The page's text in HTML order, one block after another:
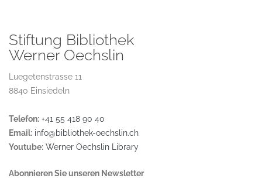
Stiftung Bibliothek
Werner Oechslin
Luegetenstrasse 11
8840 Einsiedeln
Telefon: +41 55 418 90 40
Email: info@bibliothek-oechslin.ch
Youtube: Werner Oechslin Library
Abonnieren Sie unseren Newsletter